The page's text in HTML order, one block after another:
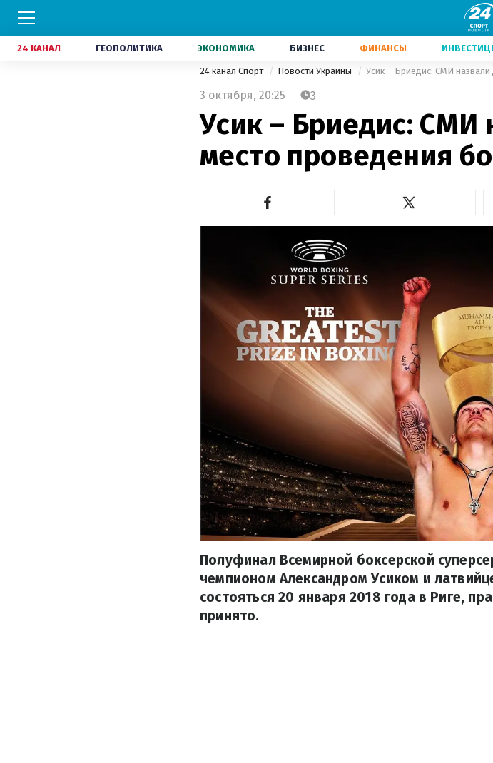
24 КАНАЛ ГЕОПОЛИТИКА ЭКОНОМИКА БИЗНЕС ФИНАНСЫ
24 канал Спорт Новости Украины Усик – Бриедис: СМИ
3 октября, 20:25 3
Усик – Бриедис: СМИ
место проведения
Полуфинал Всемирной боксерской
чемпионом Александром Усиком и
состояться 20 января 2018 года в Риге,
принято.